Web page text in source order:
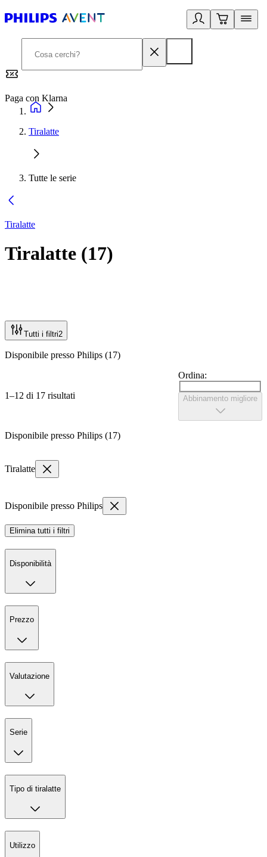
Paga con Klarna
Tiralatte
Tutte le serie
Tiralatte
Tiralatte (17)
Tutti i filtri2
Disponibile presso Philips (17)
1–12 di 17 risultati
Ordina:
Abbinamento migliore
Disponibile presso Philips (17)
Tiralatte
Disponibile presso Philips
Elimina tutti i filtri
Disponibilità
Prezzo
Valutazione
Serie
Tipo di tiralatte
Utilizzo